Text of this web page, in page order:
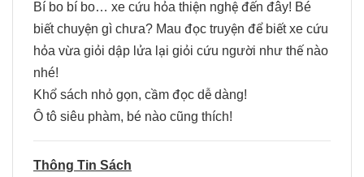
Bí bo bí bo… xe cứu hỏa thiện nghệ đến đây! Bé
biết chuyện gì chưa? Mau đọc truyện để biết xe cứu
hỏa vừa giỏi dập lửa lại giỏi cứu người như thế nào
nhé!
Khổ sách nhỏ gọn, cầm đọc dễ dàng!
Ô tô siêu phàm, bé nào cũng thích!
Thông Tin Sách